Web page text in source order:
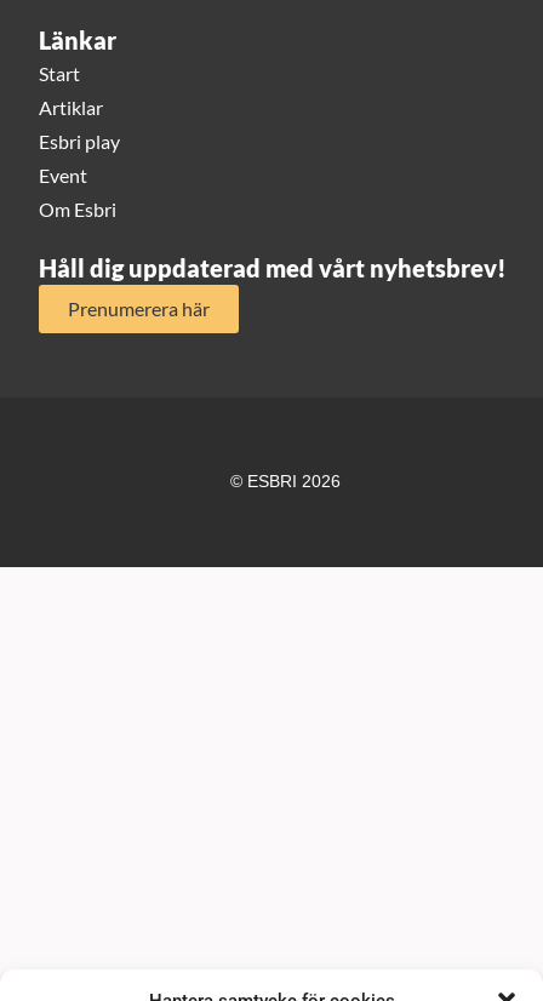
Länkar
Start
Artiklar
Esbri play
Event
Om Esbri
Håll dig uppdaterad med vårt nyhetsbrev!
Prenumerera här
© ESBRI 2026